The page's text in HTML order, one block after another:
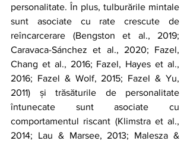
personalitate. În plus, tulburările mintale
sunt asociate cu rate crescute de
reîncarcerare (Bengston et al., 2019;
Caravaca-Sánchez et al., 2020; Fazel,
Chang et al., 2016; Fazel, Hayes et al.,
2016; Fazel & Wolf, 2015; Fazel & Yu,
2011) și trăsăturile de personalitate
întunecate sunt asociate cu
comportamentul riscant (Klimstra et al.,
2014; Lau & Marsee, 2013; Malesza &